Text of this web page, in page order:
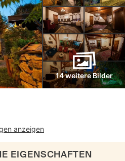
14 weitere Bilder
anzeigen
EIGENSCHAFTEN